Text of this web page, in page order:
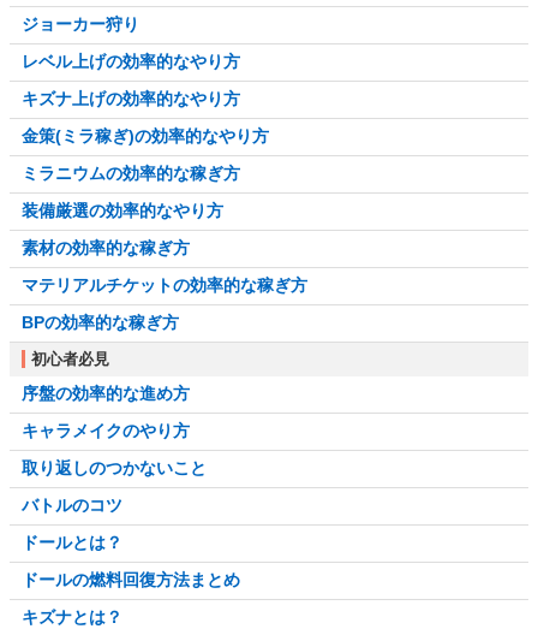
ジョーカー狩り
レベル上げの効率的なやり方
キズナ上げの効率的なやり方
金策(ミラ稼ぎ)の効率的なやり方
ミラニウムの効率的な稼ぎ方
装備厳選の効率的なやり方
素材の効率的な稼ぎ方
マテリアルチケットの効率的な稼ぎ方
BPの効率的な稼ぎ方
初心者必見
序盤の効率的な進め方
キャラメイクのやり方
取り返しのつかないこと
バトルのコツ
ドールとは？
ドールの燃料回復方法まとめ
キズナとは？